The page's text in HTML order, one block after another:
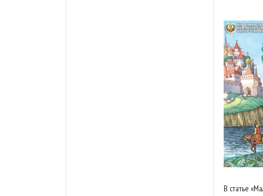
В статье